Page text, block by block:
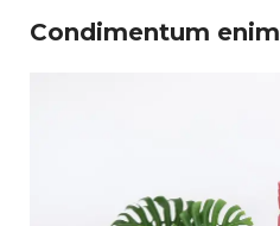
Condimentum enim